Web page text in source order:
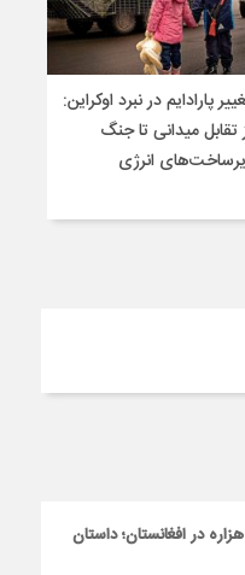
پارادایم در نبرد اوکراین:
تقابل میدانی تا جنگ
انرژی
در افغانستان؛ داستان